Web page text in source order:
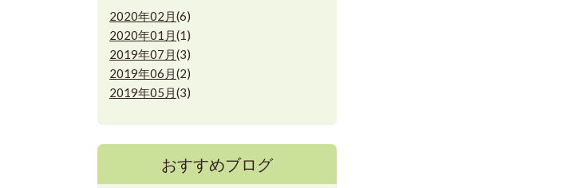
2020年02月(6)
2020年01月(1)
2019年07月(3)
2019年06月(2)
2019年05月(3)
おすすめブログ